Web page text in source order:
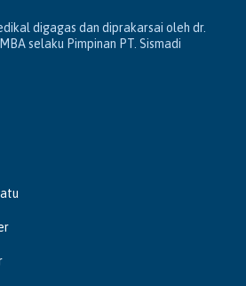
digagas dan diprakarsai oleh dr.
selaku Pimpinan PT. Sismadi